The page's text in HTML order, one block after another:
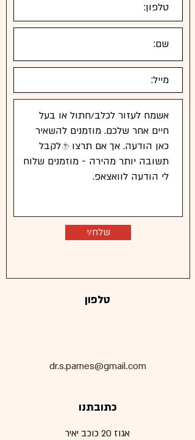
שלח/י
טלפון
dr.s.parnes@gmail.com
כתובתנו
אגוז 20 כוכב יאיר